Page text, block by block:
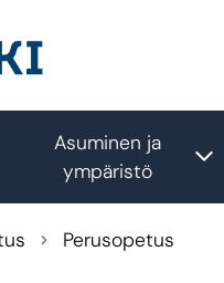
Toggle submenu
Asuminen ja
ympäristö
Perusopetus